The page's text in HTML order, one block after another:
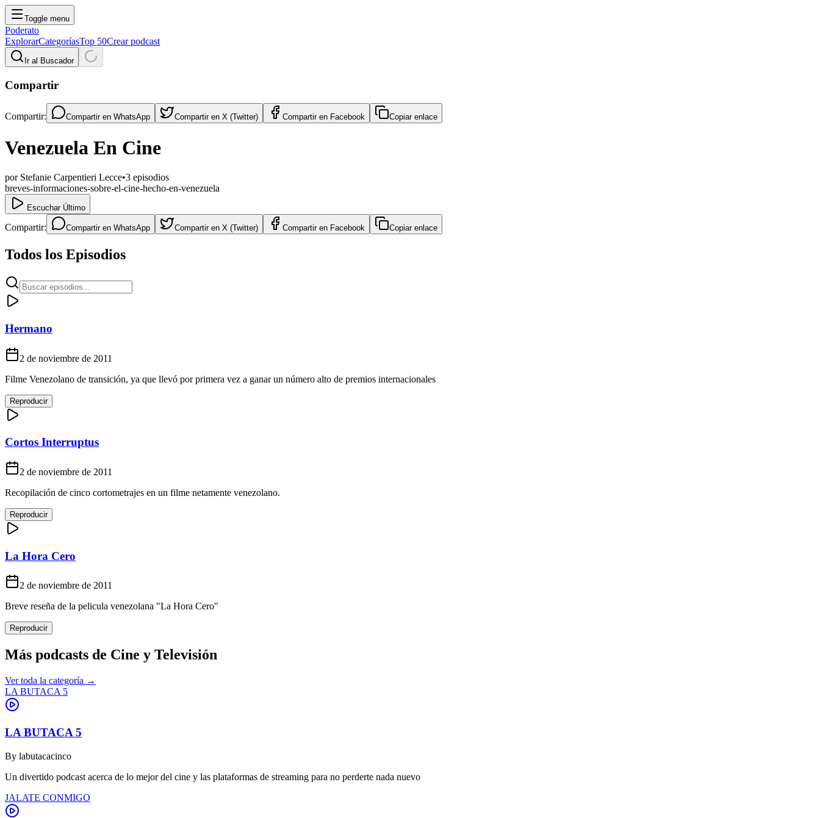
Toggle menu
Poderato
ExplorarCategoríasTop 50Crear podcast
Ir al Buscador
Compartir
Compartir: Compartir en WhatsApp Compartir en X (Twitter) Compartir en Facebook Copiar enlace
Venezuela En Cine
por Stefanie Carpentieri Lecce•3 episodios
breves-informaciones-sobre-el-cine-hecho-en-venezuela
Escuchar Último
Compartir: Compartir en WhatsApp Compartir en X (Twitter) Compartir en Facebook Copiar enlace
Todos los Episodios
Hermano
2 de noviembre de 2011
Filme Venezolano de transición, ya que llevó por primera vez a ganar un número alto de premios internacionales
Reproducir
Cortos Interruptus
2 de noviembre de 2011
Recopilación de cinco cortometrajes en un filme netamente venezolano.
Reproducir
La Hora Cero
2 de noviembre de 2011
Breve reseña de la pelicula venezolana "La Hora Cero"
Reproducir
Más podcasts de Cine y Televisión
Ver toda la categoría →
LA BUTACA 5
LA BUTACA 5
By labutacacinco
Un divertido podcast acerca de lo mejor del cine y las plataformas de streaming para no perderte nada nuevo
JALATE CONMIGO